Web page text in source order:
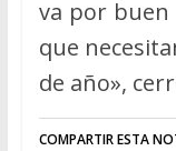
va por buen
que
de año»,
COMPARTIR ESTA